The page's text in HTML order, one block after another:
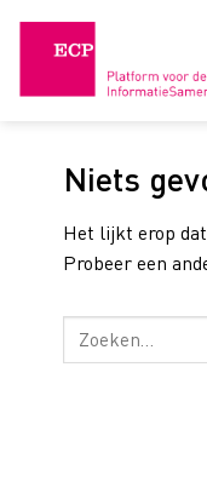
Niets
Het lijkt erop
Probeer een